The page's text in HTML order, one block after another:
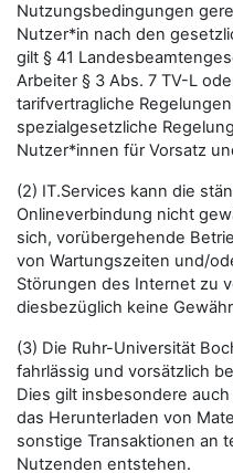
Nutzungsbedingungen
Nutzer*in nach den
gilt § 41
Arbeiter § 3 Abs. 7 TV-L
tarifvertragliche
spezialgesetzliche
Nutzer*innen für Vorsatz
(2) IT.Services kann die
Onlineverbindung nicht
sich, vorübergehende
von Wartungszeiten und/
Störungen des Internet zu
diesbezüglich keine
(3) Die Ruhr-Universität
fahrlässig und vorsätzlich
Dies gilt insbesondere
das Herunterladen von
sonstige Transaktionen an
Nutzenden entstehen.